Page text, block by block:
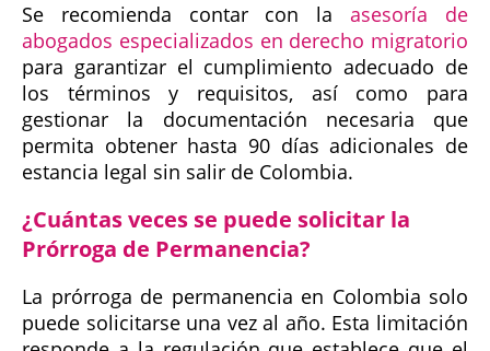
Se recomienda contar con laasesoría de
abogados especializados en derecho migratorio
para garantizar el cumplimiento adecuado de
los términos y requisitos, así como para
gestionar la documentación necesaria que
permita obtener hasta 90 días adicionales de
estancia legal sin salir de Colombia.
¿Cuántas veces se puede solicitar la
Prórroga de Permanencia?
La prórroga de permanencia en Colombia solo
puede solicitarse una vez al año. Esta limitación